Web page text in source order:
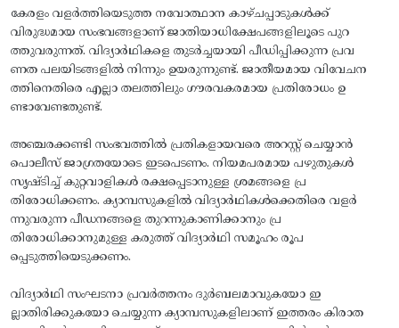
കേരളം വളർത്തിയെടുത്ത നവോത്ഥാന കാഴ്ചപ്പാടുകൾക്ക്
വിരുദ്ധമായ സംഭവങ്ങളാണ് ജാതിയാധിക്ഷേപങ്ങളിലൂടെ പുറ
ത്തുവരുന്നത്. വിദ്യാർഥികളെ തുടർച്ചയായി പീഡിപ്പിക്കുന്ന പ്രവ
ണത പലയിടങ്ങളിൽ നിന്നും ഉയരുന്നുണ്ട്. ജാതീയമായ വിവേചന
ത്തിനെതിരെ എല്ലാ തലത്തിലും ഗൗരവകരമായ പ്രതിരോധം ഉ
ണ്ടാവേണ്ടതുണ്ട്.
അഞ്ചരക്കണ്ടി സംഭവത്തിൽ പ്രതികളായവരെ അറസ്റ്റ് ചെയ്യാൻ
പൊലീസ് ജാഗ്രതയോടെ ഇടപെടണം. നിയമപരമായ പഴുതുകൾ
സൃഷ്ടിച്ച് കുറ്റവാളികൾ രക്ഷപ്പെടാനുള്ള ശ്രമങ്ങളെ പ്ര
തിരോധിക്കണം. ക്യാമ്പസുകളിൽ വിദ്യാർഥികൾക്കെതിരെ വളർ
ന്നുവരുന്ന പീഡനങ്ങളെ തുറന്നുകാണിക്കാനും പ്ര
തിരോധിക്കാനുമുള്ള കരുത്ത് വിദ്യാർഥി സമൂഹം രൂപ
പ്പെടുത്തിയെടുക്കണം.
വിദ്യാർഥി സംഘടനാ പ്രവർത്തനം ദുർബലമാവുകയോ ഇ
ല്ലാതിരിക്കുകയോ ചെയ്യുന്ന ക്യാമ്പസുകളിലാണ് ഇത്തരം കിരാത